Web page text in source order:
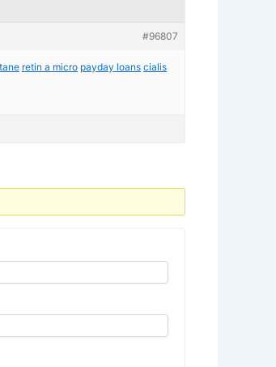
#96807
retin a micro payday loans cialis